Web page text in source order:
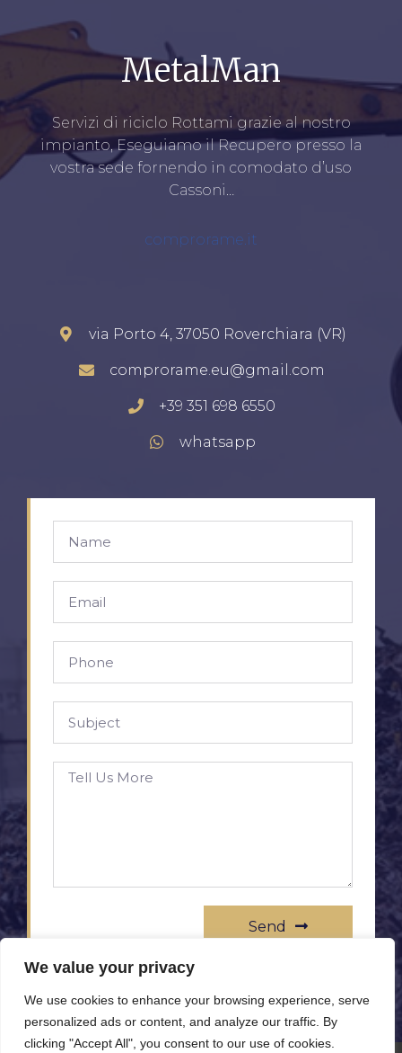
We value your privacy
We use cookies to enhance your browsing experience, serve
personalized ads or content, and analyze our traffic. By
clicking "Accept All", you consent to our use of cookies.
MetalMan
Servizi di riciclo Rottami grazie al nostro
impianto, Eseguiamo il Recupero presso la
vostra sede fornendo in comodato d’uso
Cassoni…
comprorame.it
via Porto 4, 37050 Roverchiara (VR)
comprorame.eu@gmail.com
+39 351 698 6550
whatsapp
Send